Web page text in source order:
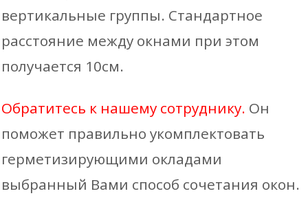
вертикальные группы. Стандартное
расстояние между окнами при этом
получается 10см.
Обратитесь к нашему сотруднику. Он
поможет правильно укомплектовать
герметизирующими окладами
выбранный Вами способ сочетания окон.